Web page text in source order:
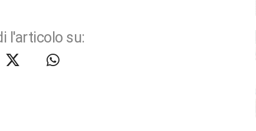
l'articolo su: